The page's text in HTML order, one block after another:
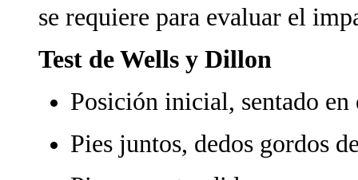
se requiere para evaluar el
Test de Wells y Dillon
Posición inicial, sentado en
Pies juntos, dedos gordos